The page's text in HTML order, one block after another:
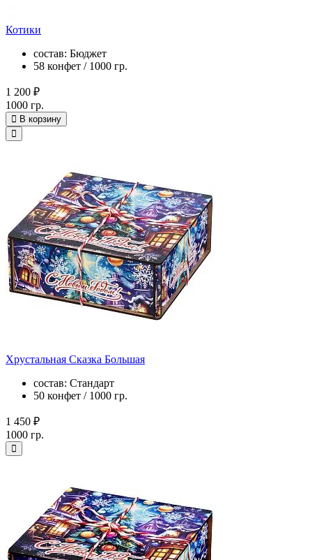
Котики
состав: Бюджет
58 конфет / 1000 гр.
1 200 ₽
1000 гр.
В корзину
Хрустальная Сказка Большая
состав: Стандарт
50 конфет / 1000 гр.
1 450 ₽
1000 гр.